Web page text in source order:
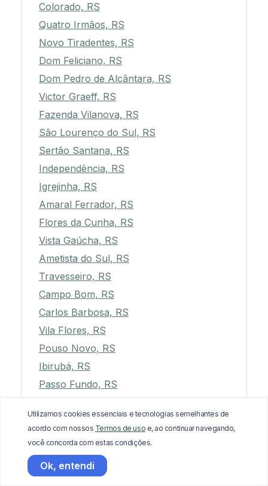
Colorado, RS
Quatro Irmãos, RS
Novo Tiradentes, RS
Dom Feliciano, RS
Dom Pedro de Alcântara, RS
Victor Graeff, RS
Fazenda Vilanova, RS
São Lourenço do Sul, RS
Sertão Santana, RS
Independência, RS
Igrejinha, RS
Amaral Ferrador, RS
Flores da Cunha, RS
Vista Gaúcha, RS
Ametista do Sul, RS
Travesseiro, RS
Campo Bom, RS
Carlos Barbosa, RS
Vila Flores, RS
Pouso Novo, RS
Ibirubá, RS
Passo Fundo, RS
Mampituba, RS
Novo Machado, RS
Esteio, RS
Itati, RS
Utilizamos cookies essenciais e tecnologias semelhantes de
acordo com nossos Termos de uso e, ao continuar navegando,
você concorda com estas condições.
Ok, entendi